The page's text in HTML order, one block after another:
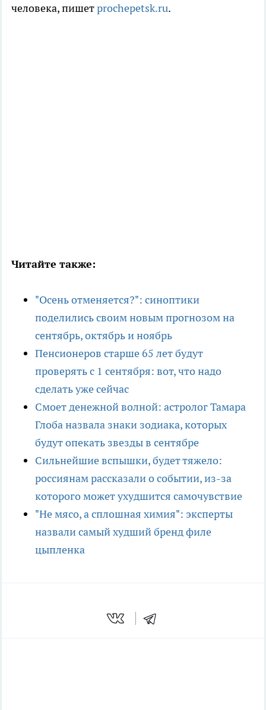
человека, пишетprochepetsk.ru.
Читайте также:
"Осень отменяется?": синоптики
поделились своим новым прогнозом на
сентябрь, октябрь и ноябрь
Пенсионеров старше 65 лет будут
проверять с 1 сентября: вот, что надо
сделать уже сейчас
Смоет денежной волной: астролог Тамара
Глоба назвала знаки зодиака, которых
будут опекать звезды в сентябре
Сильнейшие вспышки, будет тяжело:
россиянам рассказали о событии, из-за
которого может ухудшится самочувствие
"Не мясо, а сплошная химия": эксперты
назвали самый худший бренд филе
цыпленка